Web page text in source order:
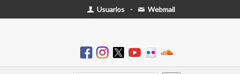
Usuarios - Webmail